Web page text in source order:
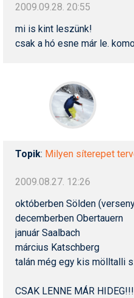
2009.09.28. 20:55
mi is kint leszünk!
csak a hó esne már le.
Topik: Milyen síterepet
2009.08.27. 12:26
októberben Sölden
decemberben Obertauern
január Saalbach
március Katschberg
talán még egy kis mölltalli
CSAK LENNE MÁR